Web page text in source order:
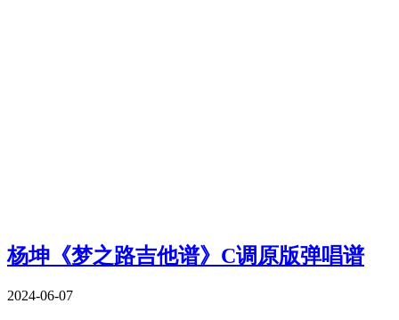
杨坤《梦之路吉他谱》C调原版弹唱谱
2024-06-07